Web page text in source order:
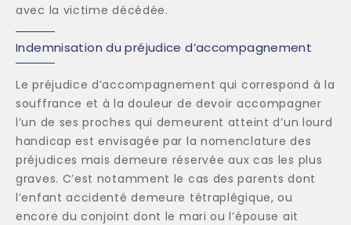
avec la victime décédée.
Indemnisation du préjudice d’accompagnement
Le préjudice d’accompagnement qui correspond à la
souffrance et à la douleur de devoir accompagner
l’un de ses proches qui demeurent atteint d’un lourd
handicap est envisagée par la nomenclature des
préjudices mais demeure réservée aux cas les plus
graves. C’est notamment le cas des parents dont
l’enfant accidenté demeure tétraplégique, ou
encore du conjoint dont le mari ou l’épouse ait